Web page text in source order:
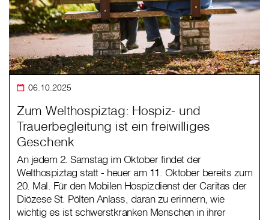
06.10.2025
Zum Welthospiztag: Hospiz- und
Trauerbegleitung ist ein freiwilliges
Geschenk
An jedem 2. Samstag im Oktober findet der
Welthospiztag statt - heuer am 11. Oktober bereits zum
20. Mal. Für den Mobilen Hospizdienst der Caritas der
Diözese St. Pölten Anlass, daran zu erinnern, wie
wichtig es ist schwerstkranken Menschen in ihrer